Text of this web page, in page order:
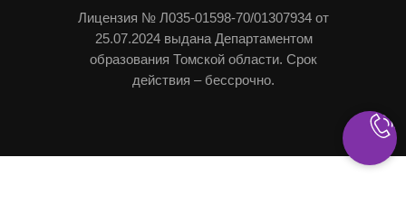
Лицензия № Л035-01598-70/01307934 от
25.07.2024 выдана Департаментом
образования Томской области. Срок
действия – бессрочно.